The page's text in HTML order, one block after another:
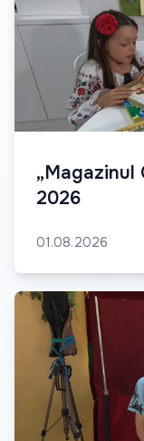
„Magazinul
2026
01.08.2026